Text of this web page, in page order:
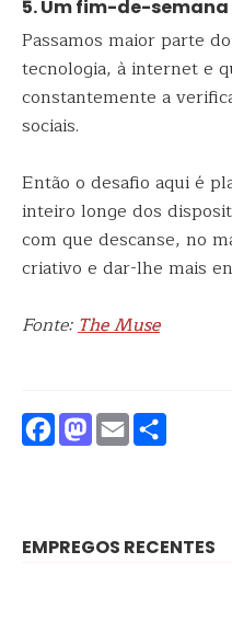
5. Um fim-de-
Passamos maior parte
tecnologia, à internet e
constantemente a
sociais.
Então o desafio aqui é
inteiro longe dos
com que descanse, no
criativo e dar-lhe mais
Fonte:The Muse
Facebook
Mastodon
Email
EMPREGOS RECENTES